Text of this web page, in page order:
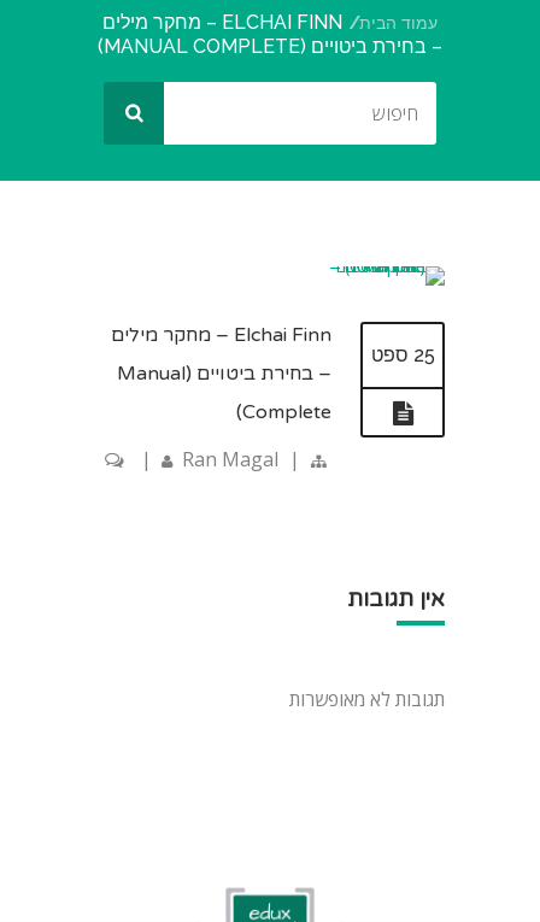
עמוד הבית
ELCHAI FINN – מחקר מילים
– בחירת ביטויים (MANUAL COMPLETE)
25 ספט
Elchai Finn – מחקר מילים
– בחירת ביטויים (Manual
Complete)
Ran Magal |
|
אין תגובות
תגובות לא מאופשרות